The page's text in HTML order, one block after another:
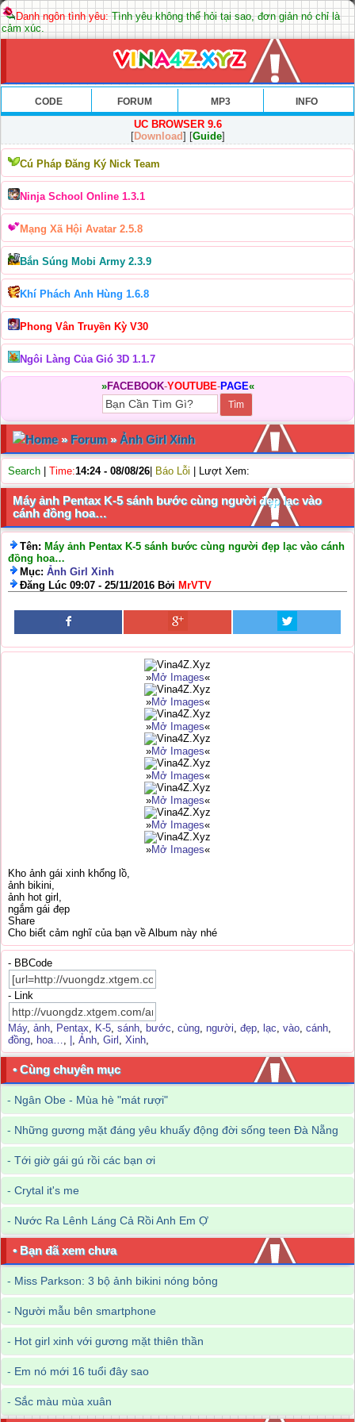
Danh ngôn tình yêu:Tình yêu không thể hỏi tại sao, đơn giản nó chỉ là
cảm xúc.
CODE FORUM MP3 INFO
UC BROWSER 9.6
[Download] [Guide]
Cú Pháp Đăng Ký Nick Team
Ninja School Online 1.3.1
Mạng Xã Hội Avatar 2.5.8
Bắn Súng Mobi Army 2.3.9
Khí Phách Anh Hùng 1.6.8
Phong Vân Truyền Kỳ V30
Ngôi Làng Của Gió 3D 1.1.7
»FACEBOOK-YOUTUBE-PAGE«
Home» Forum»Ảnh Girl Xinh
Search Time:14:24 - 08/08/26 Báo Lỗi | Lượt Xem:
Máy ảnh Pentax K-5 sánh bước cùng người đẹp lạc vào
cánh đồng hoa…
Tên: Máy ảnh Pentax K-5 sánh bước cùng người đẹp lạc vào cánh
đồng hoa…
Mục: Ảnh Girl Xinh
Đăng Lúc 09:07 - 25/11/2016 Bởi MrVTV
»Mở Images«
»Mở Images«
»Mở Images«
»Mở Images«
»Mở Images«
»Mở Images«
»Mở Images«
»Mở Images«
Kho ảnh gái xinh khổng lồ,
ảnh bikini,
ảnh hot girl,
ngắm gái đẹp
Share
Cho biết cảm nghĩ của bạn về Album này nhé
- BBCode
- Link
Máy, ảnh, Pentax, K-5, sánh, bước, cùng, người, đẹp, lạc, vào, cánh,
đồng, hoa…, , Ảnh, Girl , Xinh,
• Cùng chuyên mục
- Ngân Obe - Mùa hè "mát rượi"
- Những gương mặt đáng yêu khuấy động đời sống teen Đà Nẵng
- Tới giờ gái gú rồi các bạn ơi
- Crytal it's me
- Nước Ra Lênh Láng Cả Rồi Anh Em Ợ
• Bạn đã xem chưa
- Miss Parkson: 3 bộ ảnh bikini nóng bỏng
- Người mẫu bên smartphone
- Hot girl xinh với gương mặt thiên thần
- Em nó mới 16 tuổi đây sao
- Sắc màu mùa xuân